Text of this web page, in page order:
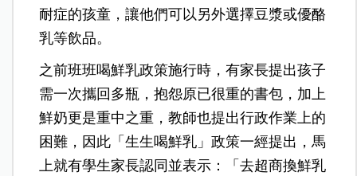
耐症的孩童，讓他們可以另外選擇豆漿或優酪
乳等飲品。
之前班班喝鮮乳政策施行時，有家長提出孩子
需一次攜回多瓶，抱怨原已很重的書包，加上
鮮奶更是重中之重，教師也提出行政作業上的
困難，因此「生生喝鮮乳」政策一經提出，馬
上就有學生家長認同並表示：「去超商換鮮乳